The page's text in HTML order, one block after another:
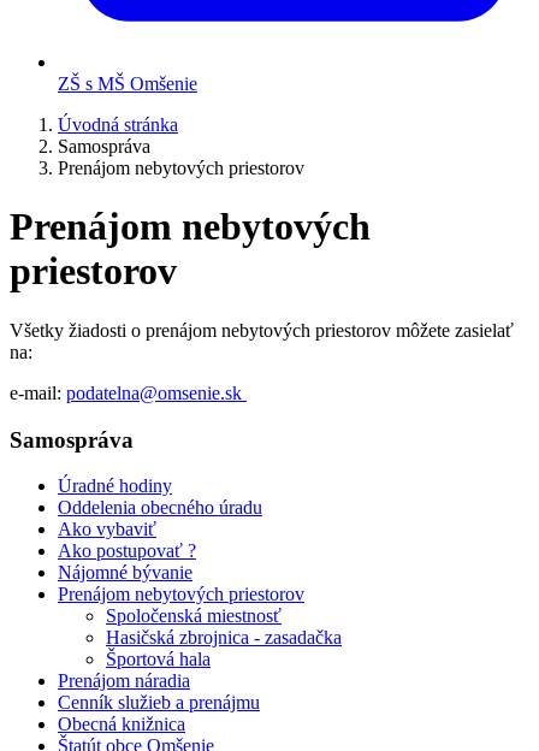
ZŠ s MŠ Omšenie
Úvodná stránka
Samospráva
Prenájom nebytových priestorov
Prenájom nebytových
priestorov
Všetky žiadosti o prenájom nebytových priestorov môžete zasielať
na:
e-mail: podatelna@omsenie.sk
Samospráva
Úradné hodiny
Oddelenia obecného úradu
Ako vybaviť
Ako postupovať ?
Nájomné bývanie
Prenájom nebytových priestorov
Spoločenská miestnosť
Hasičská zbrojnica - zasadačka
Športová hala
Prenájom náradia
Cenník služieb a prenájmu
Obecná knižnica
Štatút obce Omšenie